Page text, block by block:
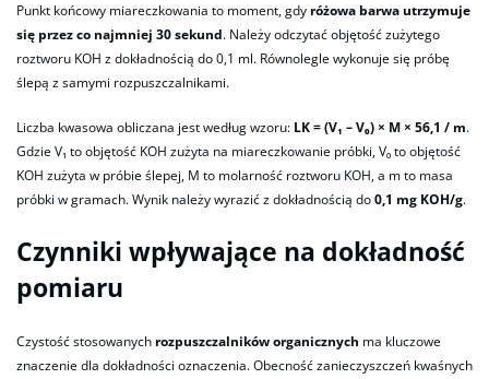
Punkt końcowy miareczkowania to moment, gdy różowa barwa utrzymuje
się przez co najmniej 30 sekund. Należy odczytać objętość zużytego
roztworu KOH z dokładnością do 0,1 ml. Równolegle wykonuje się próbę
ślepą z samymi rozpuszczalnikami.
Liczba kwasowa obliczana jest według wzoru: LK = (V₁ – V₀) × M × 56,1 / m.
Gdzie V₁ to objętość KOH zużyta na miareczkowanie próbki, V₀ to objętość
KOH zużyta w próbie ślepej, M to molarność roztworu KOH, a m to masa
próbki w gramach. Wynik należy wyrazić z dokładnością do0,1 mg KOH/g.
Czynniki wpływające na dokładność
pomiaru
Czystość stosowanych rozpuszczalników organicznych ma kluczowe
znaczenie dla dokładności oznaczenia. Obecność zanieczyszczeń kwaśnych